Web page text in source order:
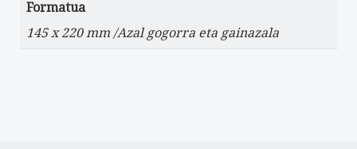
Formatua
145 x 220 mm /Azal gogorra eta gainazala